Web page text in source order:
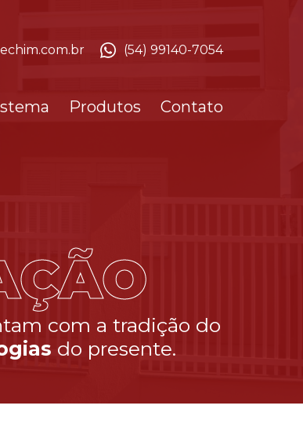
(54) 99140-7054
Produtos Contato
para tornar a sua
.